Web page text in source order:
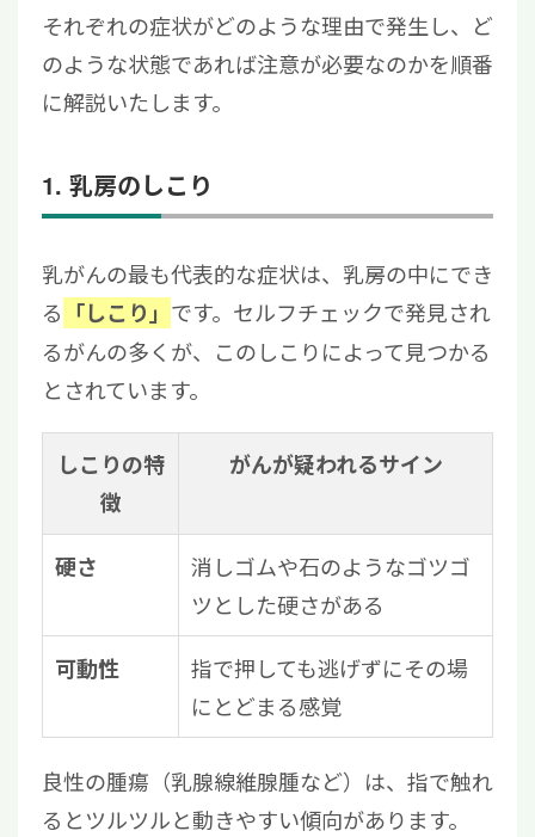
それぞれの症状がどのような理由で発生し、ど
のような状態であれば注意が必要なのかを順番
に解説いたします。
1. 乳房のしこり
乳がんの最も代表的な症状は、乳房の中にでき
る 「しこり」 です。セルフチェックで発見され
るがんの多くが、このしこりによって見つかる
とされています。
しこりの特
徴
がんが疑われるサイン
硬さ
消しゴムや石のようなゴツゴ
ツとした硬さがある
可動性
指で押しても逃げずにその場
にとどまる感覚
良性の腫瘍（乳腺線維腺腫など）は、指で触れ
るとツルツルと動きやすい傾向があります。